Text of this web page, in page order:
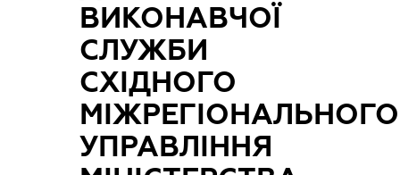
ВИКОНАВЧОЇ
СЛУЖБИ
СХІДНОГО
МІЖРЕГІОНАЛЬНОГО
УПРАВЛІННЯ